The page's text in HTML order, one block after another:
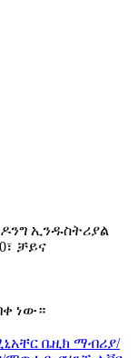
ኢንዱስትሪያል
ቻይና
ነው።
ቤዚክ ማብሪያ/